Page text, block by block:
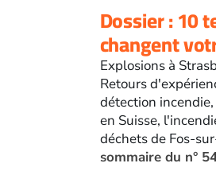
Dossier : 10
changent
Explosions à
Retours
détection
en Suisse,
déchets de Fos-
sommaire du n°